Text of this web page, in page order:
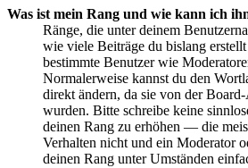
Was ist mein Rang und wie kann ich
Ränge, die unter deinem
wie viele Beiträge du bislang
bestimmte Benutzer wie
Normalerweise kannst du den
direkt ändern, da sie von der
wurden. Bitte schreibe keine
deinen Rang zu erhöhen — die
Verhalten nicht und ein Moderator
deinen Rang unter Umständen